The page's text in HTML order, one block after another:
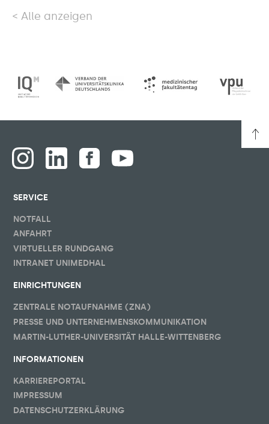
Alle anzeigen
SERVICE
NOTFALL
ANFAHRT
VIRTUELLER RUNDGANG
INTRANET UNIMEDHAL
EINRICHTUNGEN
ZENTRALE NOTAUFNAHME (ZNA)
PRESSE UND UNTERNEHMENSKOMMUNIKATION
MARTIN-LUTHER-UNIVERSITÄT HALLE-WITTENBERG
INFORMATIONEN
KARRIEREPORTAL
IMPRESSUM
DATENSCHUTZERKLÄRUNG